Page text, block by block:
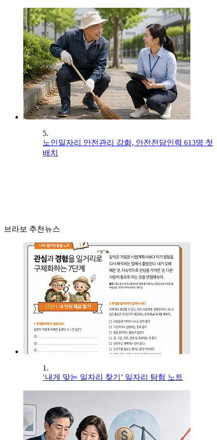
5.
노인일자리 안전관리 강화, 안전전담인력 613명 첫
배치
브라보 추천뉴스
1.
‘내게 맞는 일자리 찾기’ 일자리 탐험 노트